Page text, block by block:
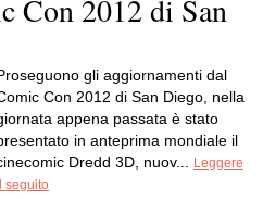
Con 2012 di San
gli aggiornamenti dal
Con 2012 di San Diego, nella
appena passata è stato
in anteprima mondiale il
Dredd 3D, nuov...
Leggere
seguito